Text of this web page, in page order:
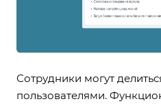
Сотрудники могут
пользователями.